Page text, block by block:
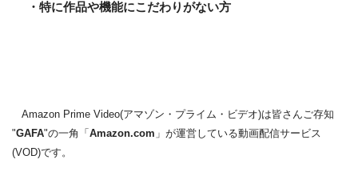
・特に作品や機能にこだわりがない方
Amazon Prime Video(アマゾン・プライム・ビデオ)は皆さんご存知
"GAFA"の一角「 Amazon.com 」が運営している動画配信サービス
(VOD)です。